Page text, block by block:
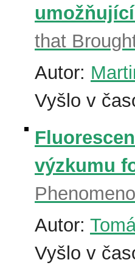
that
Autor:
Vyšlo v
výzkumu
Autor:
Vyšlo v